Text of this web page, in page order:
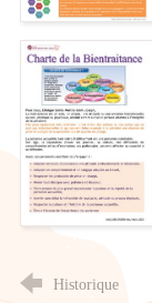
Historique